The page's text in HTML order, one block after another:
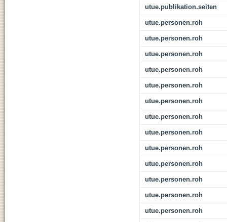
utue.publikation.seiten
utue.personen.roh
utue.personen.roh
utue.personen.roh
utue.personen.roh
utue.personen.roh
utue.personen.roh
utue.personen.roh
utue.personen.roh
utue.personen.roh
utue.personen.roh
utue.personen.roh
utue.personen.roh
utue.personen.roh